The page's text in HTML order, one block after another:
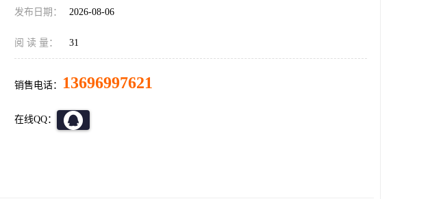
发布日期： 2026-08-06
阅 读 量： 31
销售电话： 13696997621
在线QQ：